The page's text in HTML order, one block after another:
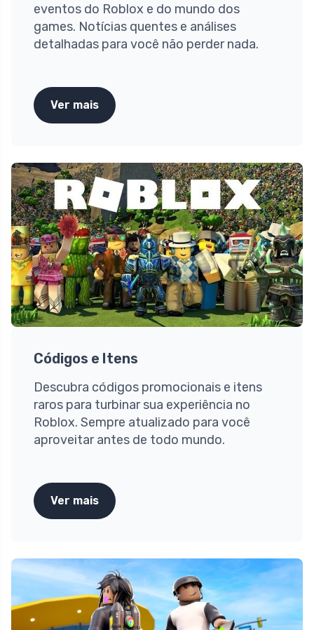
eventos do Roblox e do mundo dos
games. Notícias quentes e análises
detalhadas para você não perder nada.
Ver mais
Códigos e Itens
Descubra códigos promocionais e itens
raros para turbinar sua experiência no
Roblox. Sempre atualizado para você
aproveitar antes de todo mundo.
Ver mais